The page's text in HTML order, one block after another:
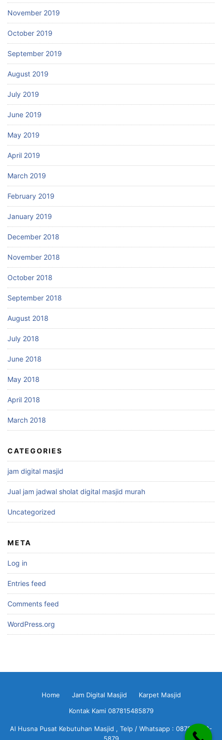
November 2019
October 2019
September 2019
August 2019
July 2019
June 2019
May 2019
April 2019
March 2019
February 2019
January 2019
December 2018
November 2018
October 2018
September 2018
August 2018
July 2018
June 2018
May 2018
April 2018
March 2018
CATEGORIES
jam digital masjid
Jual jam jadwal sholat digital masjid murah
Uncategorized
META
Log in
Entries feed
Comments feed
WordPress.org
Home Jam Digital Masjid
Karpet Masjid
Kontak Kami 087815485879
Al Husna Pusat Kebutuhan Masjid , Telp / Whatsapp : 0878-1548-
5879